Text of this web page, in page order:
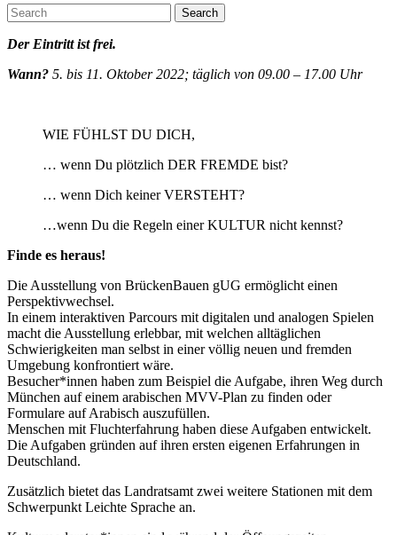
Search
Der Eintritt ist frei.
Wann? 5. bis 11. Oktober 2022; täglich von 09.00 – 17.00 Uhr
WIE FÜHLST DU DICH,
… wenn Du plötzlich DER FREMDE bist?
… wenn Dich keiner VERSTEHT?
…wenn Du die Regeln einer KULTUR nicht kennst?
Finde es heraus!
Die Ausstellung von BrückenBauen gUG ermöglicht einen
Perspektivwechsel.
In einem interaktiven Parcours mit digitalen und analogen Spielen
macht die Ausstellung erlebbar, mit welchen alltäglichen
Schwierigkeiten man selbst in einer völlig neuen und fremden
Umgebung konfrontiert wäre.
Besucher*innen haben zum Beispiel die Aufgabe, ihren Weg durch
München auf einem arabischen MVV-Plan zu finden oder
Formulare auf Arabisch auszufüllen.
Menschen mit Fluchterfahrung haben diese Aufgaben entwickelt.
Die Aufgaben gründen auf ihren ersten eigenen Erfahrungen in
Deutschland.
Zusätzlich bietet das Landratsamt zwei weitere Stationen mit dem
Schwerpunkt Leichte Sprache an.